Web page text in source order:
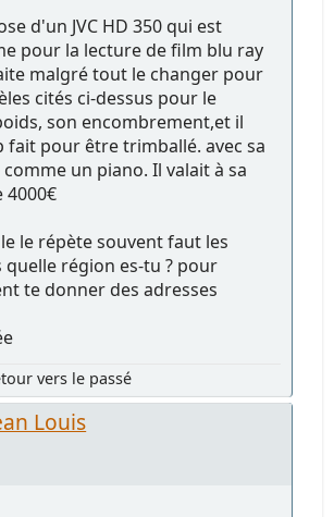
d'un JVC HD 350 qui est
pour la lecture de film blu ray
malgré tout le changer pour
cités ci-dessus pour le
son encombrement,et il
fait pour être trimballé. avec sa
un piano. Il valait à sa
4000€
le répète souvent faut les
quelle région es-tu ? pour
te donner des adresses
vers le passé
Louis